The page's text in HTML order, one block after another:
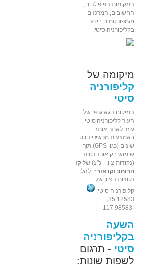
המקומות הפופולרים,
החשובים, המרכזים
והמפורסמים ביותר
בקליפורניה סיטי:
מיקומה של
קליפורניה
סיטי
המיקום הגאוגרפי של
העיר קליפורניה סיטי
עוזר לאתר אותה
באמצעות מכשירי ניווט
שונים (כגון GPS) תוך
שימוש בקואורדינטות
(נקודות ציון - נ"צ) של קו
הרוחב וקו אורך. להלן
נקוצות הציון של
קליפורניה סיטי:
35.12583,
-117.98583
השעה
בקליפורניה
סיטי - תרגום
לשפות שונות: